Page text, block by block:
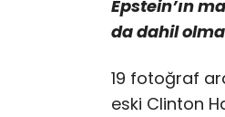
Epstein’ın
da dahil
19 fotoğraf
eski Clinton